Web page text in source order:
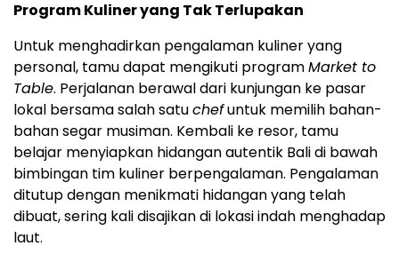
Program Kuliner yang Tak Terlupakan
Untuk menghadirkan pengalaman kuliner yang
personal, tamu dapat mengikuti programMarket to
Table. Perjalanan berawal dari kunjungan ke pasar
lokal bersama salah satuchefuntuk memilih bahan-
bahan segar musiman. Kembali ke resor, tamu
belajar menyiapkan hidangan autentik Bali di bawah
bimbingan tim kuliner berpengalaman. Pengalaman
ditutup dengan menikmati hidangan yang telah
dibuat, sering kali disajikan di lokasi indah menghadap
laut.